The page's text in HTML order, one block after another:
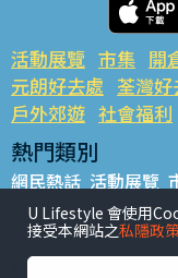
活動展覽 市集 開
元朗好去處 荃灣好
戶外郊遊 社會福利
熱門類別
網民熱話 活動展覽
銅鑼灣好去處 元朗
餐廳情報 戶外郊遊
熱門標籤
U Lifestyle 會使用
接受本網站之私隱政